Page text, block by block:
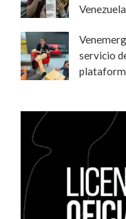
Venezuela
servicio